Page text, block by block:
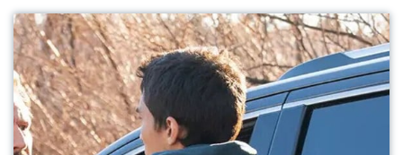
Kliknij, aby powiększyć